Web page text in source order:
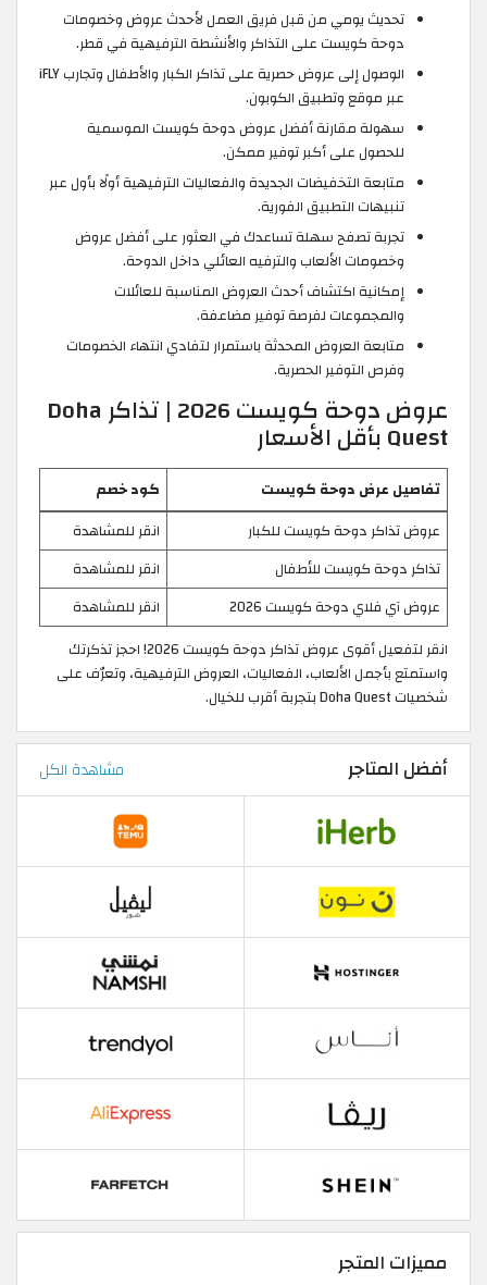
تحديث يومي من قبل فريق العمل لأحدث عروض وخصومات
دوحة كويست على التذاكر والأنشطة الترفيهية في قطر.
الوصول إلى عروض حصرية على تذاكر الكبار والأطفال وتجارب iFLY
عبر موقع وتطبيق الكوبون.
سهولة مقارنة أفضل عروض دوحة كويست الموسمية
للحصول على أكبر توفير ممكن.
متابعة التخفيضات الجديدة والفعاليات الترفيهية أولًا بأول عبر
تنبيهات التطبيق الفورية.
تجربة تصفح سهلة تساعدك في العثور على أفضل عروض
وخصومات الألعاب والترفيه العائلي داخل الدوحة.
إمكانية اكتشاف أحدث العروض المناسبة للعائلات
والمجموعات لفرصة توفير مضاعفة.
متابعة العروض المحدثة باستمرار لتفادي انتهاء الخصومات
وفرص التوفير الحصرية.
عروض دوحة كويست 2026 | تذاكر Doha
Quest بأقل الأسعار
تفاصيل عرض دوحة كويست
كود خصم
عروض تذاكر دوحة كويست للكبار
انقر للمشاهدة
تذاكر دوحة كويست للأطفال
انقر للمشاهدة
عروض آي فلاي دوحة كويست 2026
انقر للمشاهدة
انقر لتفعيل أقوى عروض تذاكر دوحة كويست 2026! احجز تذكرتك
واستمتع بأجمل الألعاب، الفعاليات، العروض الترفيهية، وتعرّف على
شخصيات Doha Quest بتجربة أقرب للخيال.
أفضل المتاجر مشاهدة الكل
مميزات المتجر